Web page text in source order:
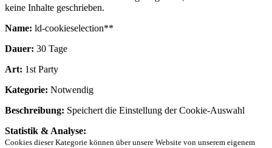
keine Inhalte geschrieben.
Name: ld-cookieselection**
Dauer: 30 Tage
Art: 1st Party
Kategorie: Notwendig
Beschreibung: Speichert die Einstellung der Cookie-Auswahl
Statistik & Analyse:
Cookies dieser Kategorie können über unsere Website von unserem eigenem